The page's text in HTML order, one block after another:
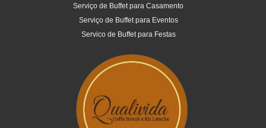
Serviço de Buffet para Casamento
Serviço de Buffet para Eventos
Servico de Buffet para Festas